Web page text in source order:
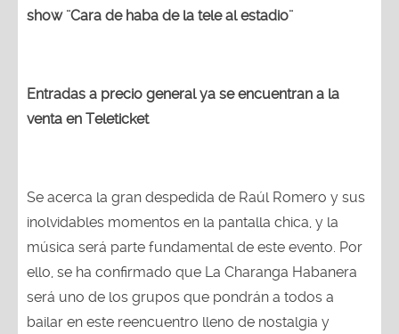
show ¨Cara de haba de la tele al estadio¨
Entradas a precio general ya se encuentran a la
venta en Teleticket
Se acerca la gran despedida de Raúl Romero y sus
inolvidables momentos en la pantalla chica, y la
música será parte fundamental de este evento. Por
ello, se ha confirmado que La Charanga Habanera
será uno de los grupos que pondrán a todos a
bailar en este reencuentro lleno de nostalgia y